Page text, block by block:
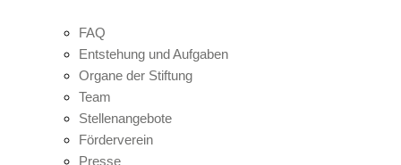
FAQ
Entstehung und Aufgaben
Organe der Stiftung
Team
Stellenangebote
Förderverein
Presse